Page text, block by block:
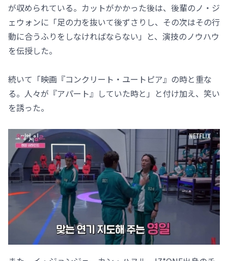
が収められている。カットがかかった後は、後輩のノ・ジ
ェウォンに「足の力を抜いて後ずさりし、その次はその行
動に合うふりをしなければならない」と、演技のノウハウ
を伝授した。
続いて「映画『コンクリート・ユートピア』の時と重な
る。人々が『アパート』していた時と」と付け加え、笑い
を誘った。